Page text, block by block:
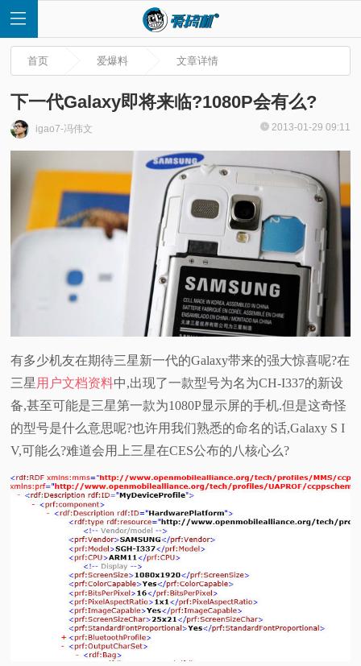
视
频
首页 爱爆料 文章详情
下一代Galaxy即将来临?1080P会有么?
igao7-冯伟文 2013-01-29 09:11
有多少机友在期待三星新一代的Galaxy带来的强大惊喜呢?在
三星 用户文档资料中,出现了一款型号为名为CH-I337的新设
备,甚至可能是三星第一款为1080P显示屏的手机.但是这奇怪
的型号是什么意思呢?也许用我们熟悉的命名的话,Galaxy S I
V,可能么?难道会用上三星在CES公布的八核心么?